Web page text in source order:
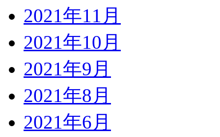
2021年11月
2021年10月
2021年9月
2021年8月
2021年6月